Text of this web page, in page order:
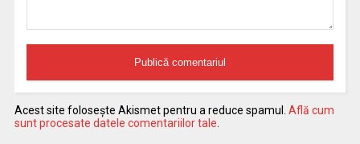
Acest site folosește Akismet pentru a reduce spamul. Află cum
sunt procesate datele comentariilor tale